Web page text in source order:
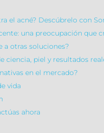
el acné? Descúbrelo con
una preocupación que
a otras soluciones?
ciencia, piel y resultados
en el mercado?
vida
ahora